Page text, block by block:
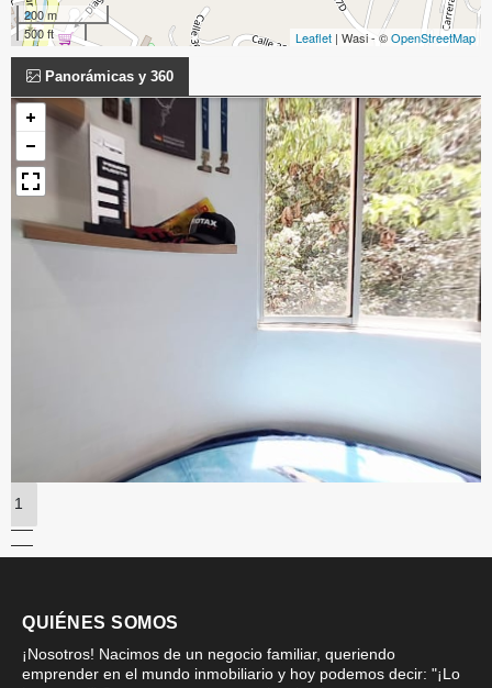
200 m
500 ft
Leaflet | Wasi - ©OpenStreetMap
Panorámicas y 360
1
QUIÉNES SOMOS
¡Nosotros! Nacimos de un negocio familiar, queriendo
emprender en el mundo inmobiliario y hoy podemos decir: "¡Lo